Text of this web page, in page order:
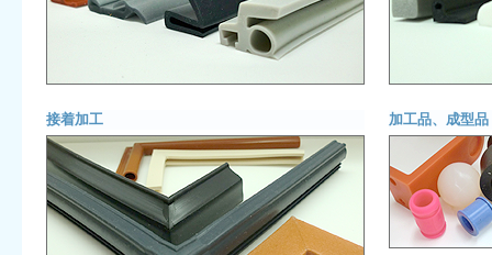
接着加工 加工品、成型品